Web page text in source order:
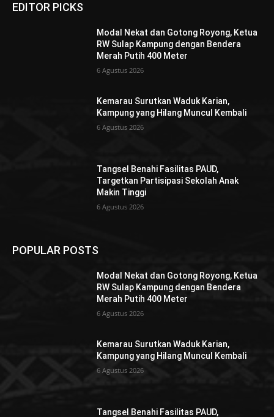
EDITOR PICKS
Modal Nekat dan Gotong Royong, Ketua
RW Sulap Kampung dengan Bendera
Merah Putih 400 Meter
6 Agustus 2026
Kemarau Surutkan Waduk Karian,
Kampung yang Hilang Muncul Kembali
6 Agustus 2026
Tangsel Benahi Fasilitas PAUD,
Targetkan Partisipasi Sekolah Anak
Makin Tinggi
6 Agustus 2026
POPULAR POSTS
Modal Nekat dan Gotong Royong, Ketua
RW Sulap Kampung dengan Bendera
Merah Putih 400 Meter
6 Agustus 2026
Kemarau Surutkan Waduk Karian,
Kampung yang Hilang Muncul Kembali
6 Agustus 2026
Tangsel Benahi Fasilitas PAUD,